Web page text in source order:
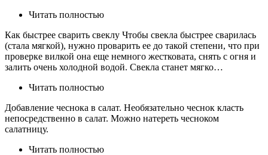
Читать полностью
Как быстрее сварить свеклу Чтобы свекла быстрее сварилась
(стала мягкой), нужно проварить ее до такой степени, что при
проверке вилкой она еще немного жестковата, снять с огня и
залить очень холодной водой. Свекла станет мягко…
Читать полностью
Добавление чеснока в салат. Необязательно чеснок класть
непосредственно в салат. Можно натереть чесноком
салатницу.
Читать полностью